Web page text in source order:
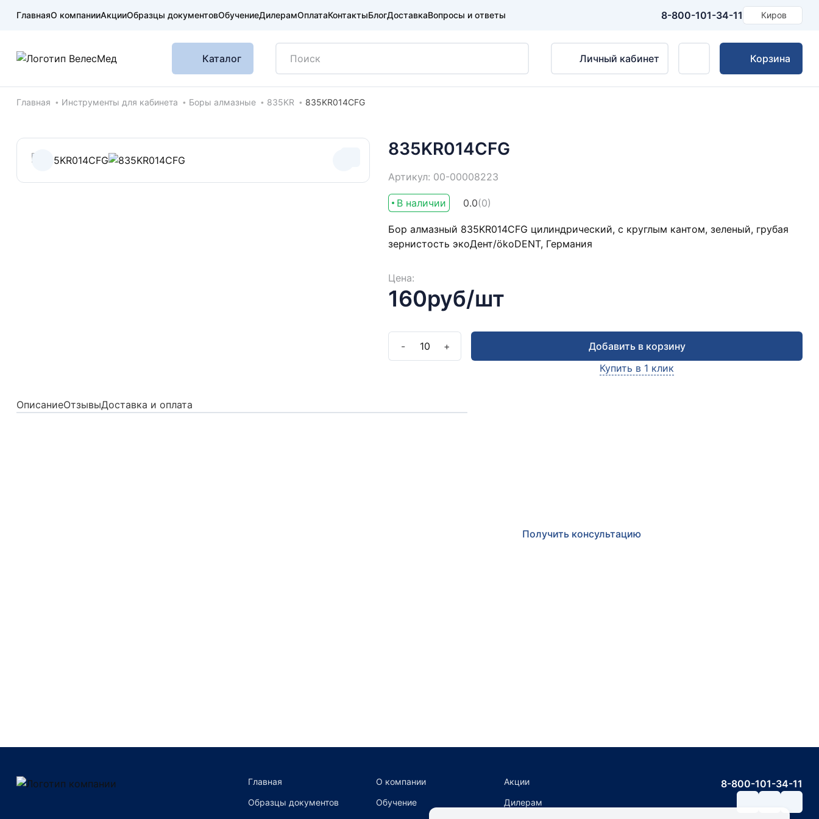
ГлавнаяО компанииАкцииОбразцы документовОбучениеДилерамОплатаКонтактыБлогДоставкаВопросы и ответы 8-800-101-34-11 Киров
Каталог Личный кабинет Корзина
Хлебные крошки
Главная Инструменты для кабинета Боры алмазные 835KR 835KR014CFG
835KR014CFG
Артикул: 00-00008223
В наличии 0.0(0)
Бор алмазный 835KR014CFG цилиндрический, с круглым кантом, зеленый, грубая
зернистость экоДент/ökoDENT, Германия
Цена:
160руб/шт
- 10 +
Добавить в корзину
Купить в 1 клик
ОписаниеОтзывыДоставка и оплата
Получить консультацию
Главная О компании
Акции
Образцы документов
Обучение
Дилерам
8-800-101-34-11